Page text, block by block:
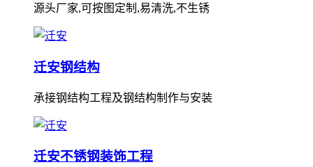
源头厂家,可按图定制,易清洗,不生锈
迁安钢结构
承接钢结构工程及钢结构制作与安装
迁安不锈钢装饰工程